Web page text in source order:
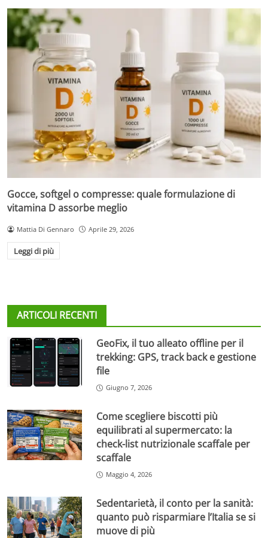
Gocce, softgel o compresse: quale formulazione di
vitamina D assorbe meglio
Mattia Di Gennaro Aprile 29, 2026
Leggi di più
ARTICOLI RECENTI
GeoFix, il tuo alleato offline per il
trekking: GPS, track back e gestione
file
Giugno 7, 2026
Come scegliere biscotti più
equilibrati al supermercato: la
check-list nutrizionale scaffale per
scaffale
Maggio 4, 2026
Sedentarietà, il conto per la sanità:
quanto può risparmiare l’Italia se si
muove di più